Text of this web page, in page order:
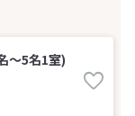
～5名1室)